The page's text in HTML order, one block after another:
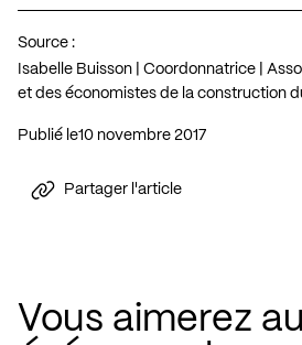
Source :
Isabelle Buisson | Coordonnatrice |
et des économistes de la construction
Publié le 10 novembre 2017
Partager l'article
Vous aimerez